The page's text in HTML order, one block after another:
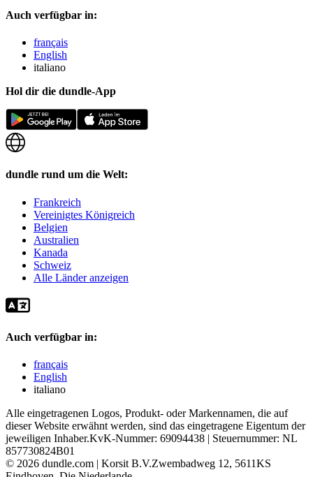
Auch verfügbar in:
français
English
italiano
Hol dir die dundle-App
dundle rund um die Welt:
Frankreich
Vereinigtes Königreich
Belgien
Australien
Kanada
Schweiz
Alle Länder anzeigen
Auch verfügbar in:
français
English
italiano
Alle eingetragenen Logos, Produkt- oder Markennamen, die auf
dieser Website erwähnt werden, sind das eingetragene Eigentum der
jeweiligen Inhaber.KvK-Nummer: 69094438 | Steuernummer: NL
857730824B01
© 2026 dundle.com | Korsit B.V.Zwembadweg 12, 5611KS